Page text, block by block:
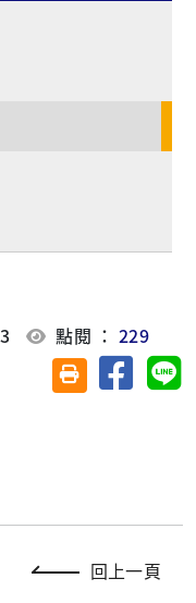
點閱 ：229
友善列印(另開視
分享至
回上一頁